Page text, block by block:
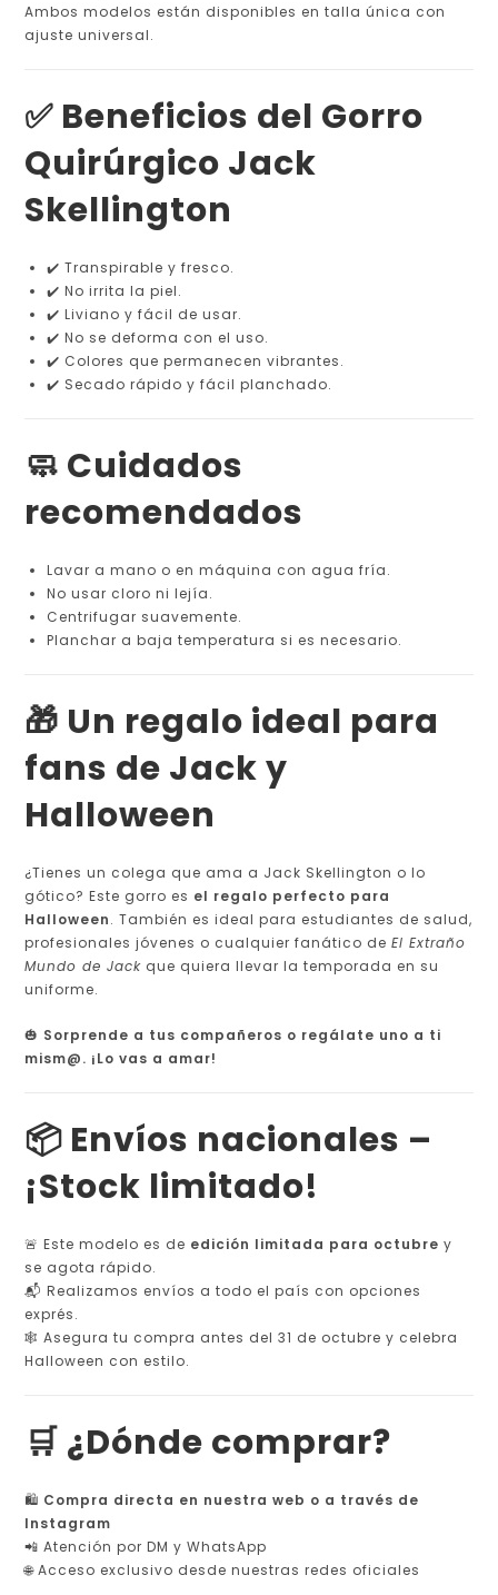
Ambos modelos están disponibles en talla única con
ajuste universal.
✅ Beneficios del Gorro
Quirúrgico Jack
Skellington
✔️ Transpirable y fresco.
✔️ No irrita la piel.
✔️ Liviano y fácil de usar.
✔️ No se deforma con el uso.
✔️ Colores que permanecen vibrantes.
✔️ Secado rápido y fácil planchado.
🧼 Cuidados
recomendados
Lavar a mano o en máquina con agua fría.
No usar cloro ni lejía.
Centrifugar suavemente.
Planchar a baja temperatura si es necesario.
🎁 Un regalo ideal para
fans de Jack y
Halloween
¿Tienes un colega que ama a Jack Skellington o lo
gótico? Este gorro es el regalo perfecto para
Halloween. También es ideal para estudiantes de salud,
profesionales jóvenes o cualquier fanático deEl Extraño
Mundo de Jack que quiera llevar la temporada en su
uniforme.
🎃 Sorprende a tus compañeros o regálate uno a ti
mism@. ¡Lo vas a amar!
📦 Envíos nacionales –
¡Stock limitado!
🚨 Este modelo es de edición limitada para octubre y
se agota rápido.
📬 Realizamos envíos a todo el país con opciones
exprés.
🕸️ Asegura tu compra antes del 31 de octubre y celebra
Halloween con estilo.
🛒 ¿Dónde comprar?
🛍️ Compra directa en nuestra web o a través de
Instagram
📲 Atención por DM y WhatsApp
🌐 Acceso exclusivo desde nuestras redes oficiales